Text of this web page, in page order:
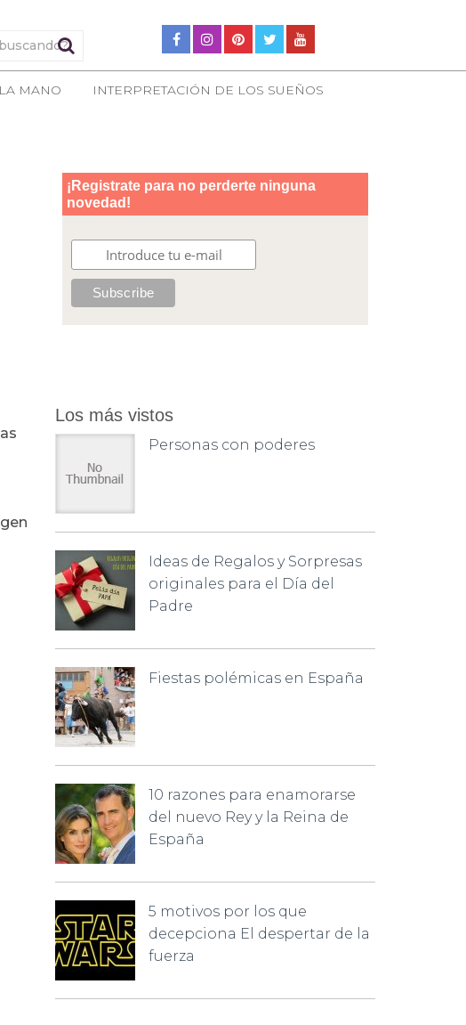
MANO INTERPRETACIÓN DE LOS SUEÑOS
Los más vistos
Personas con poderes
Ideas de Regalos y Sorpresas
originales para el Día del
Padre
Fiestas polémicas en España
10 razones para enamorarse
del nuevo Rey y la Reina de
España
5 motivos por los que
decepciona El despertar de la
fuerza